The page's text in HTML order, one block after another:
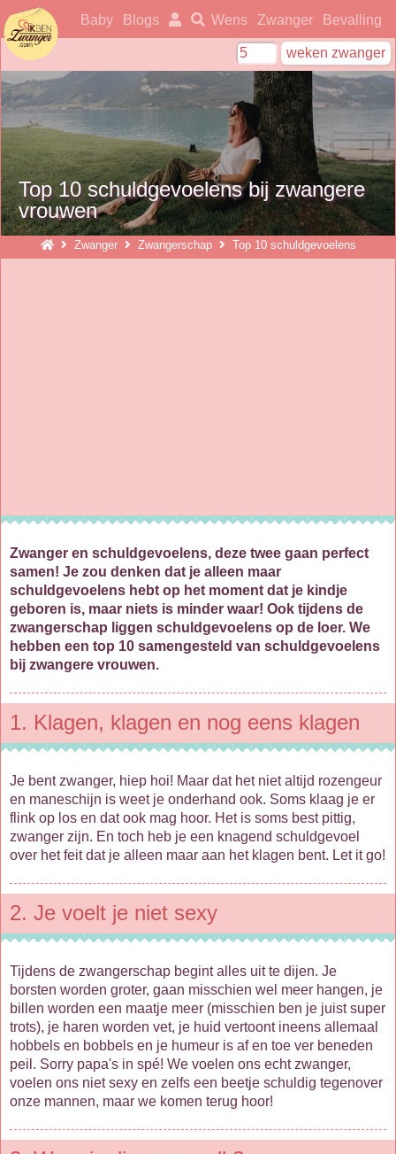
ikbenzwanger Wens Zwanger Bevalling
Baby Blogs
Top 10 schuldgevoelens bij zwangere
vrouwen
Zwanger Zwangerschap Top 10 schuldgevoelens
Zwanger en schuldgevoelens, deze twee gaan perfect
samen! Je zou denken dat je alleen maar
schuldgevoelens hebt op het moment dat je kindje
geboren is, maar niets is minder waar! Ook tijdens de
zwangerschap liggen schuldgevoelens op de loer. We
hebben een top 10 samengesteld van schuldgevoelens
bij zwangere vrouwen.
1. Klagen, klagen en nog eens klagen
Je bent zwanger, hiep hoi! Maar dat het niet altijd rozengeur
en maneschijn is weet je onderhand ook. Soms klaag je er
flink op los en dat ook mag hoor. Het is soms best pittig,
zwanger zijn. En toch heb je een knagend schuldgevoel
over het feit dat je alleen maar aan het klagen bent. Let it go!
2. Je voelt je niet sexy
Tijdens de zwangerschap begint alles uit te dijen. Je
borsten worden groter, gaan misschien wel meer hangen, je
billen worden een maatje meer (misschien ben je juist super
trots), je haren worden vet, je huid vertoont ineens allemaal
hobbels en bobbels en je humeur is af en toe ver beneden
peil. Sorry papa's in spé! We voelen ons echt zwanger,
voelen ons niet sexy en zelfs een beetje schuldig tegenover
onze mannen, maar we komen terug hoor!